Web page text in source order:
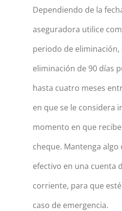
Dependiendo de la
aseguradora utilice
periodo de
eliminación de 90 días
hasta cuatro meses
en que se le considera
momento en que
cheque. Mantenga algo
efectivo en una cuenta
corriente, para que
caso de emergencia.